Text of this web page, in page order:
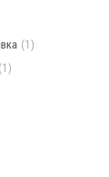
(1)
(1)